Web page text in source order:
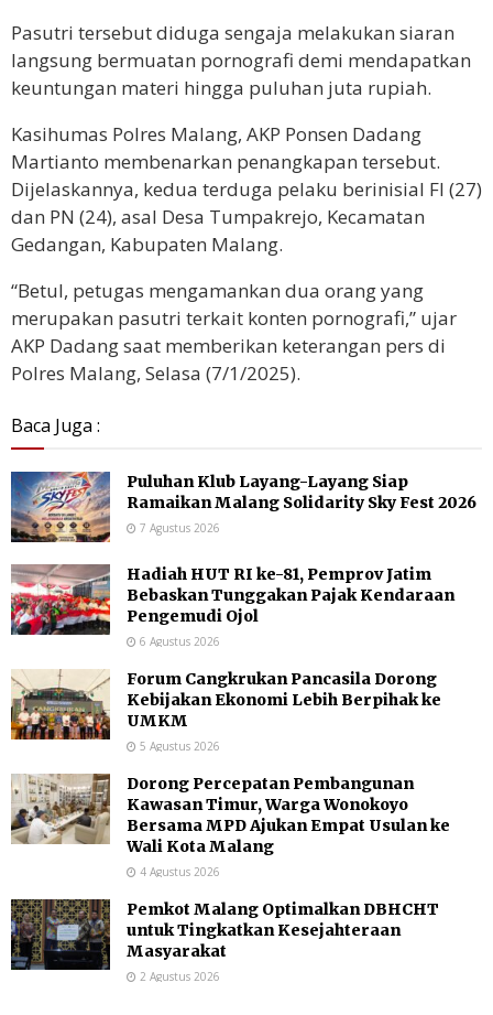
Pasutri tersebut diduga sengaja melakukan siaran
langsung bermuatan pornografi demi mendapatkan
keuntungan materi hingga puluhan juta rupiah.
Kasihumas Polres Malang, AKP Ponsen Dadang
Martianto membenarkan penangkapan tersebut.
Dijelaskannya, kedua terduga pelaku berinisial FI (27)
dan PN (24), asal Desa Tumpakrejo, Kecamatan
Gedangan, Kabupaten Malang.
“Betul, petugas mengamankan dua orang yang
merupakan pasutri terkait konten pornografi,” ujar
AKP Dadang saat memberikan keterangan pers di
Polres Malang, Selasa (7/1/2025).
Baca Juga :
Puluhan Klub Layang-Layang Siap
Ramaikan Malang Solidarity Sky Fest 2026
7 Agustus 2026
Hadiah HUT RI ke-81, Pemprov Jatim
Bebaskan Tunggakan Pajak Kendaraan
Pengemudi Ojol
6 Agustus 2026
Forum Cangkrukan Pancasila Dorong
Kebijakan Ekonomi Lebih Berpihak ke
UMKM
5 Agustus 2026
Dorong Percepatan Pembangunan
Kawasan Timur, Warga Wonokoyo
Bersama MPD Ajukan Empat Usulan ke
Wali Kota Malang
4 Agustus 2026
Pemkot Malang Optimalkan DBHCHT
untuk Tingkatkan Kesejahteraan
Masyarakat
2 Agustus 2026